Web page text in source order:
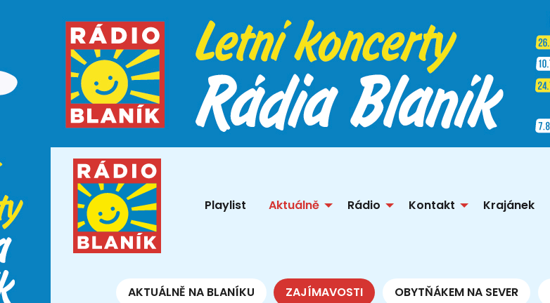
Playlist Aktuálně Rádio Kontakt Krajánek
AKTUÁLNĚ NA BLANÍKU ZAJÍMAVOSTI OBYTŇÁKEM NA SEVER